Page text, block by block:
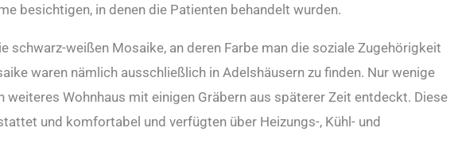
besichtigen, in denen die Patienten behandelt wurden.
schwarz-weißen Mosaike, an deren Farbe man die soziale Zugehörigkeit
waren nämlich ausschließlich in Adelshäusern zu finden. Nur wenige
weiteres Wohnhaus mit einigen Gräbern aus späterer Zeit entdeckt. Diese
und komfortabel und verfügten über Heizungs-, Kühl- und